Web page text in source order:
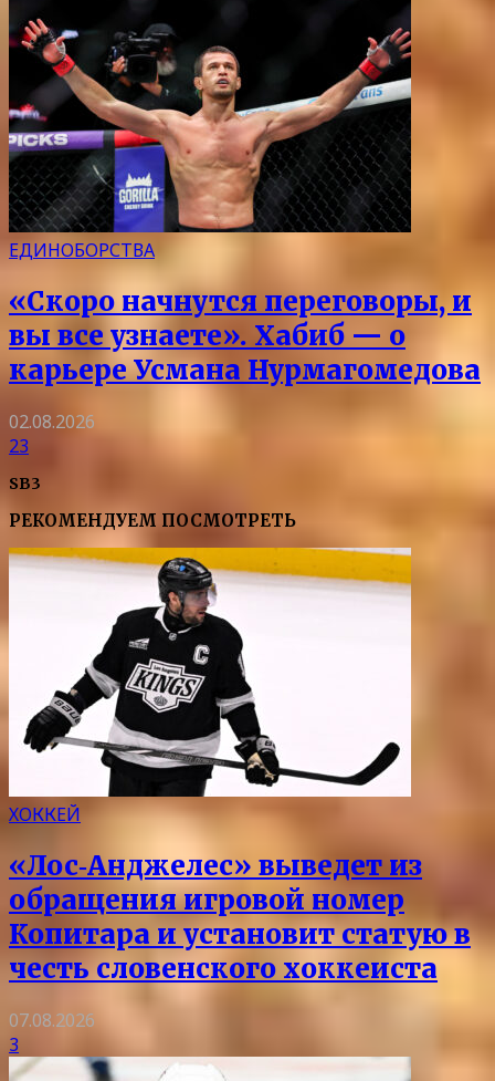
ЕДИНОБОРСТВА
«Скоро начнутся переговоры, и
вы все узнаете». Хабиб — о
карьере Усмана Нурмагомедова
02.08.2026
23
SB3
РЕКОМЕНДУЕМ ПОСМОТРЕТЬ
ХОККЕЙ
«Лос‑Анджелес» выведет из
обращения игровой номер
Копитара и установит статую в
честь словенского хоккеиста
07.08.2026
3